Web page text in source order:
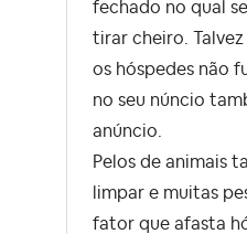
fechado no qual
tirar cheiro.
os hóspedes não
no seu núncio
anúncio.
Pelos de animais
limpar e muitas
fator que afasta